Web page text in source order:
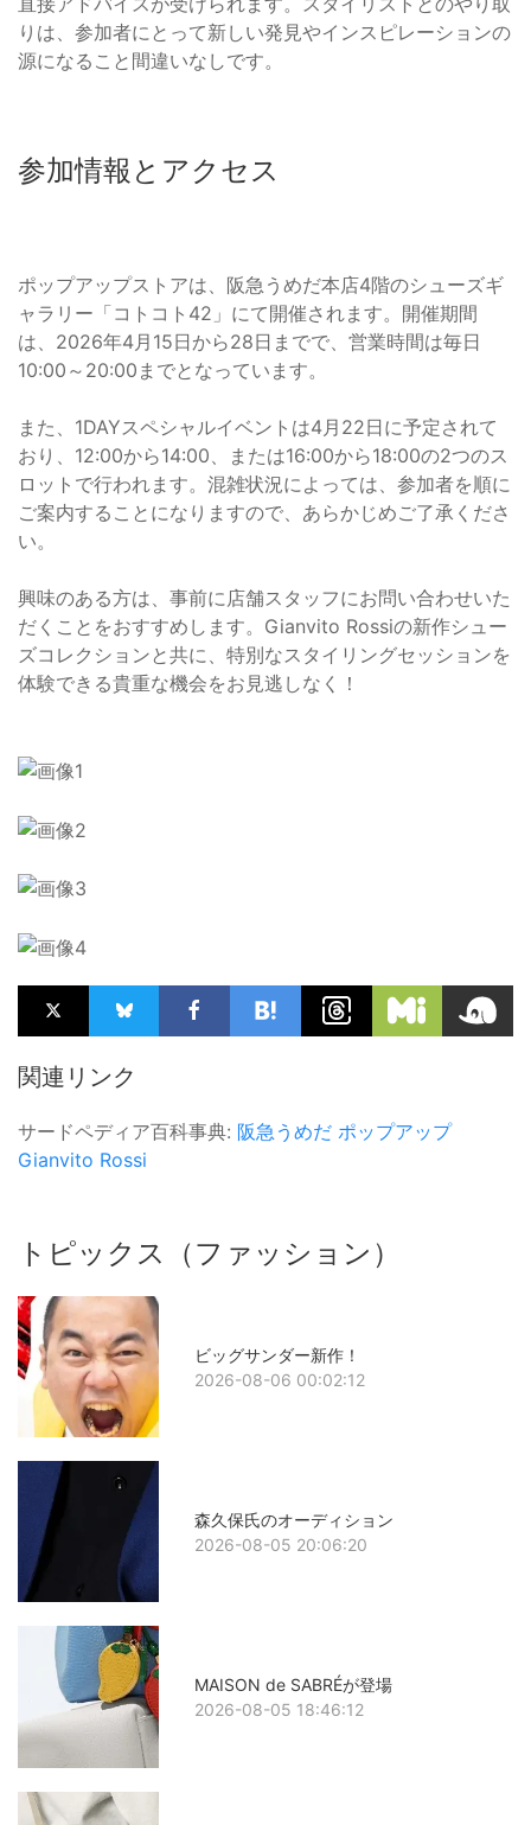
りは、参加者にとって新しい発見やインスピレーションの
源になること間違いなしです。
参加情報とアクセス
ポップアップストアは、阪急うめだ本店4階のシューズギ
ャラリー「コトコト42」にて開催されます。開催期間
は、2026年4月15日から28日までで、営業時間は毎日
10:00～20:00までとなっています。
また、1DAYスペシャルイベントは4月22日に予定されて
おり、12:00から14:00、または16:00から18:00の2つのス
ロットで行われます。混雑状況によっては、参加者を順に
ご案内することになりますので、あらかじめご了承くださ
い。
興味のある方は、事前に店舗スタッフにお問い合わせいた
だくことをおすすめします。Gianvito Rossiの新作シュー
ズコレクションと共に、特別なスタイリングセッションを
体験できる貴重な機会をお見逃しなく！
関連リンク
サードペディア百科事典: 阪急うめだ ポップアップ
Gianvito Rossi
トピックス（ファッション）
ビッグサンダー新作！
2026-08-06 00:02:12
森久保氏のオーディション
2026-08-05 20:06:20
MAISON de SABRÉが登場
2026-08-05 18:46:12